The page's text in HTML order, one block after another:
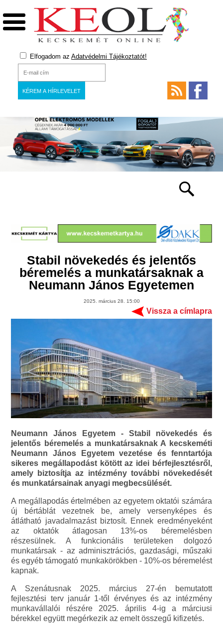
Elfogadom az Adatvédelmi Tájékoztatót!
Stabil növekedés és jelentős
béremelés a munkatársaknak a
Neumann János Egyetemen
2025. március 28. 15:00
Vissza a címlapra
Neumann János Egyetem - Stabil növekedés és
jelentős béremelés a munkatársaknak A kecskeméti
Neumann János Egyetem vezetése és fenntartója
sikeres megállapodást kötött az idei bérfejlesztésről,
amely biztosítja az intézmény további növekedését
és munkatársainak anyagi megbecsülését.
A megállapodás értelmében az egyetem oktatói számára
új bértáblát vezetnek be, amely versenyképes és
átlátható javadalmazást biztosít. Ennek eredményeként
az oktatók átlagosan 13%-os béremelésben
részesülnek. A funkcionális területeken dolgozó
munkatársak - az adminisztrációs, gazdasági, műszaki
és egyéb támogató munkakörökben - 10%-os béremelést
kapnak.
A Szenátusnak 2025. március 27-én bemutatott
fejlesztési terv január 1-től érvényes és az intézmény
munkavállalói részére 2025. április 4-ig a márciusi
bérekkel együtt megérkezik az emelt összegű kifizetés.